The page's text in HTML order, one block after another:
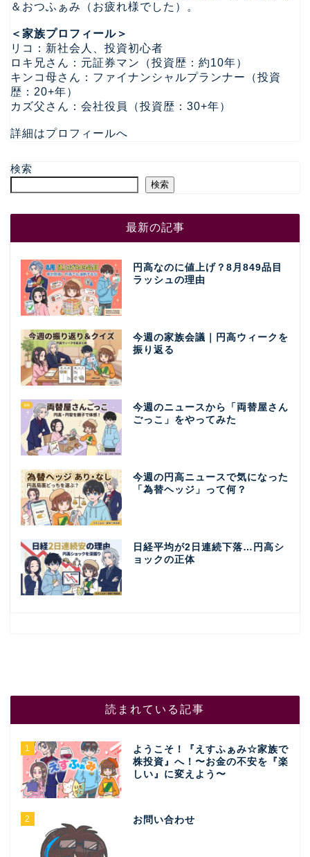
＆おつふぁみ（お疲れ様でした）。
＜家族プロフィール＞
リコ：新社会人、投資初心者
ロキ兄さん：元証券マン（投資歴：約10年）
キンコ母さん：ファイナンシャルプランナー（投資
歴：20+年）
カズ父さん：会社役員（投資歴：30+年）
詳細はプロフィールへ
検索
検索
最新の記事
円高なのに値上げ？8月849品目
ラッシュの理由
今週の家族会議｜円高ウィークを
振り返る
今週のニュースから「両替屋さん
ごっこ」をやってみた
今週の円高ニュースで気になった
「為替ヘッジ」って何？
日経平均が2日連続下落…円高シ
ョックの正体
読まれている記事
1
ようこそ！『えすふぁみ☆家族で
株投資』へ！〜お金の不安を『楽
しい』に変えよう〜
2 お問い合わせ